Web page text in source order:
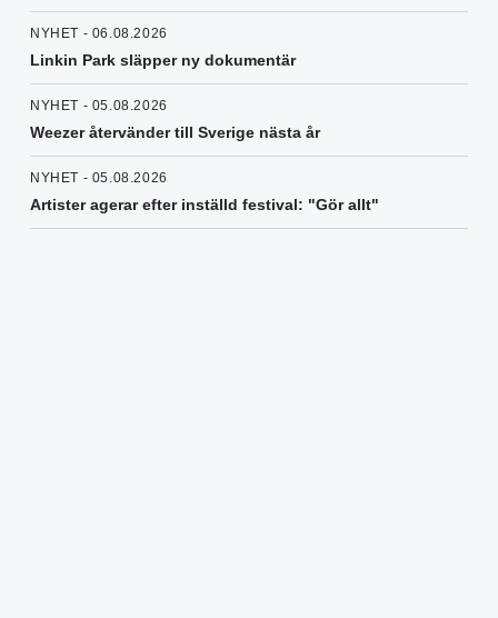
NYHET - 06.08.2026
Linkin Park släpper ny dokumentär
NYHET - 05.08.2026
Weezer återvänder till Sverige nästa år
NYHET - 05.08.2026
Artister agerar efter inställd festival: "Gör allt"